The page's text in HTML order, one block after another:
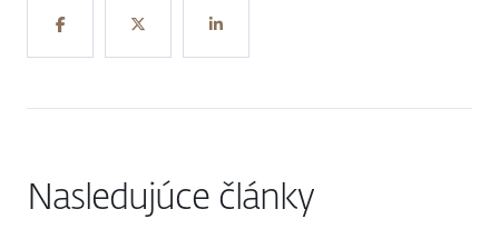
Nasledujúce články